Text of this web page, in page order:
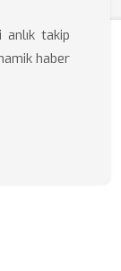
takip
haber